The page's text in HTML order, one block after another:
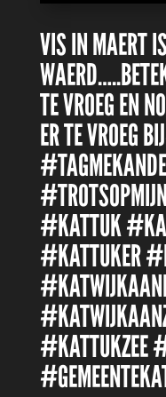
VIS IN MAERT
TE VROEG EN
ER TE VROEG
#KATTUK
#KATTUKER
#KATTUKZEE